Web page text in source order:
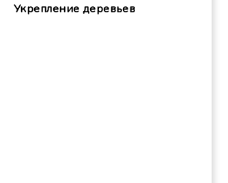
Укрепление деревьев